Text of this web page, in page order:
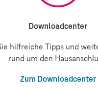
Downloadcenter
hilfreiche Tipps und
rund um den
Zum Downloadcenter